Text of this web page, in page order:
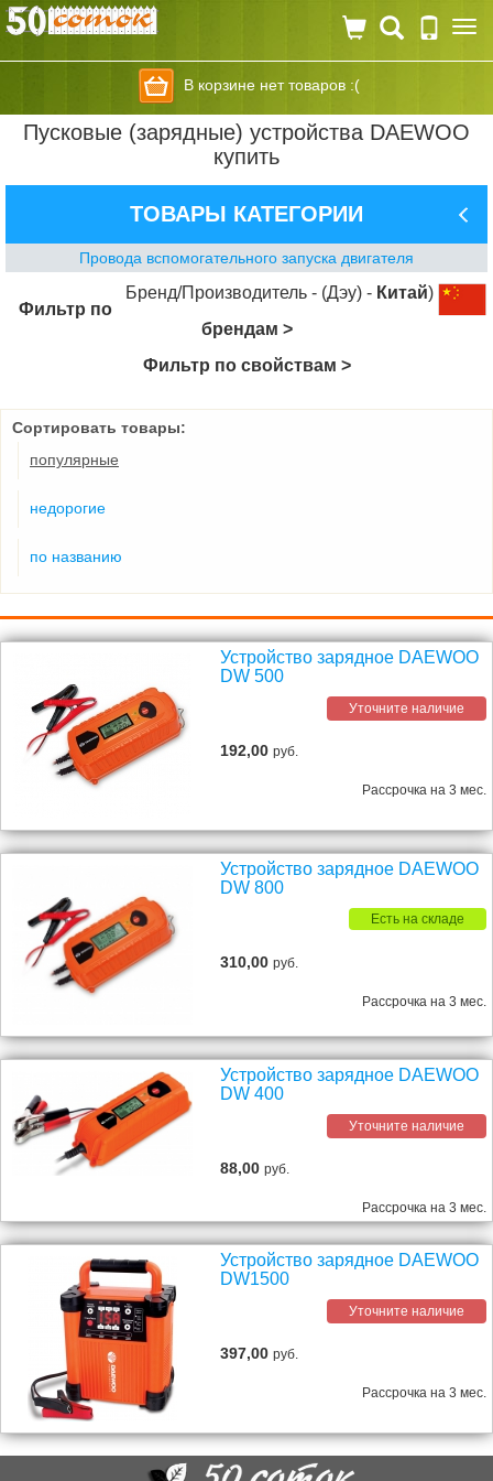
В корзине нет товаров :(
Пусковые (зарядные) устройства DAEWOO
купить
ТОВАРЫ КАТЕГОРИИ
Провода вспомогательного запуска двигателя
Бренд/Производитель - (Дэу) - Китай)
Фильтр по
брендам >
Фильтр по свойствам >
Сортировать товары:
популярные
недорогие
по названию
Устройство зарядное DAEWOO
DW 500
Уточните наличие
192,00руб.
Рассрочка на 3 мес.
Устройство зарядное DAEWOO
DW 800
Есть на складе
310,00руб.
Рассрочка на 3 мес.
Устройство зарядное DAEWOO
DW 400
Уточните наличие
88,00руб.
Рассрочка на 3 мес.
Устройство зарядное DAEWOO
DW1500
Уточните наличие
397,00руб.
Рассрочка на 3 мес.